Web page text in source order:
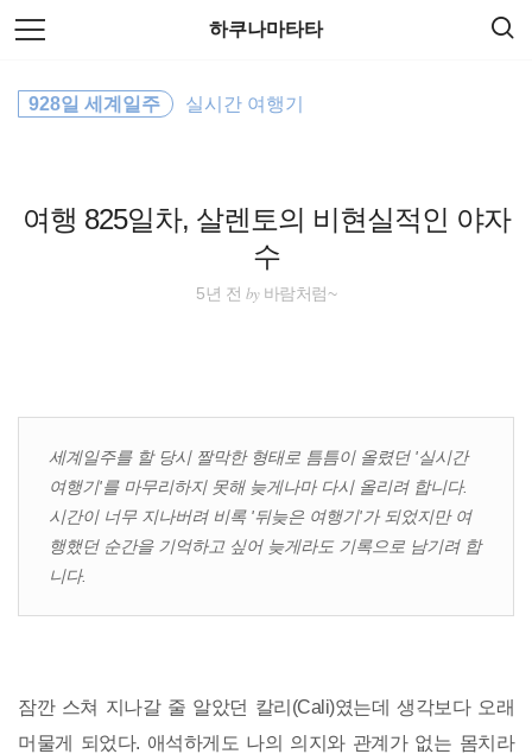
본
문
바
로
하쿠나마타타
여행 825일차, 살렌토의 비현실적인 야자
수
928일 세계일주 실시간 여행기
5년 전 by바람처럼~
세계일주를 할 당시 짤막한 형태로 틈틈이 올렸던 '실시간
여행기'를 마무리하지 못해 늦게나마 다시 올리려 합니다.
시간이 너무 지나버려 비록 '뒤늦은 여행기'가 되었지만 여
행했던 순간을 기억하고 싶어 늦게라도 기록으로 남기려 합
니다.
잠깐 스쳐 지나갈 줄 알았던 칼리(Cali)였는데 생각보다 오래
머물게 되었다. 애석하게도 나의 의지와 관계가 없는 몸치라
색
여행
호주